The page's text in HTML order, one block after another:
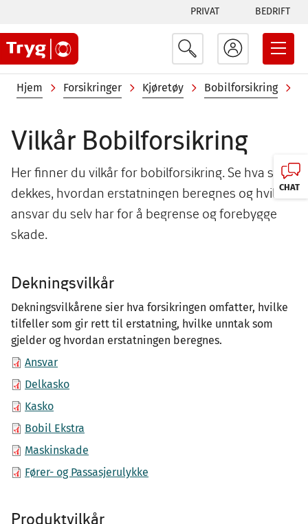
hovedinnhold
Tabs
menu
PRIVAT BEDRIFT
Navigasjonssti
Hjem Forsikringer Kjøretøy Bobilforsikring
Vilkår Bobilforsikring
Her finner du vilkår for bobilforsikring. Se hva som
dekkes, hvordan erstatningen beregnes og hvilket
ansvar du selv har for å begrense og forebygge
skade.
Dekningsvilkår
Dekningsvilkårene sier hva forsikringen omfatter, hvilke
tilfeller som gir rett til erstatning, hvilke unntak som
gjelder og hvordan erstatningen beregnes.
Ansvar
Delkasko
Kasko
Bobil Ekstra
Maskinskade
Fører- og Passasjerulykke
Produktvilkår
CHAT